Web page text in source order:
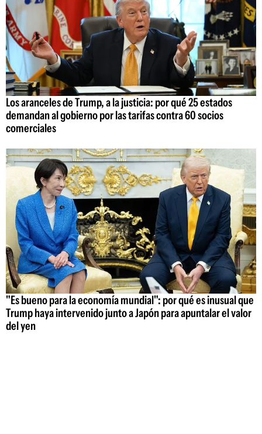
Los aranceles de Trump, a la justicia: por qué 25 estados
demandan al gobierno por las tarifas contra 60 socios
comerciales
"Es bueno para la economía mundial": por qué es inusual que
Trump haya intervenido junto a Japón para apuntalar el valor
del yen